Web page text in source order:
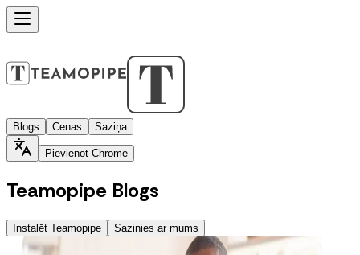
Blogs Cenas Saziņa
Pievienot Chrome
Teamopipe Blogs
Instalēt Teamopipe Sazinies ar mums